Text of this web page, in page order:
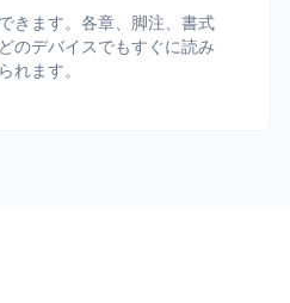
きます。各章、脚注、書式
のデバイスでもすぐに読み
れます。